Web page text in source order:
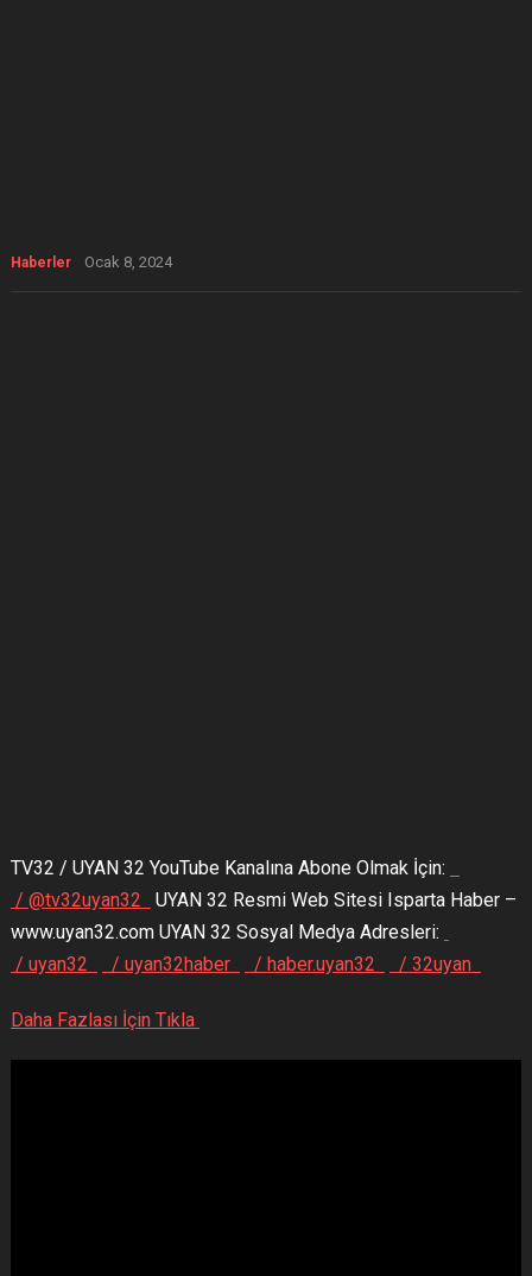
Haberler Ocak 8, 2024
TV32 / UYAN 32 YouTube Kanalına Abone Olmak İçin:
/ @tv32uyan32
UYAN 32 Resmi Web Sitesi Isparta Haber –
www.uyan32.com UYAN 32 Sosyal Medya Adresleri:
/ uyan32
/ uyan32haber / haber.uyan32 / 32uyan
Daha Fazlası İçin Tıkla